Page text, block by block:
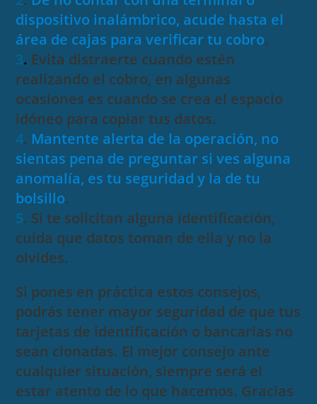
dispositivo inalámbrico, acude hasta el
área de cajas para verificar tu cobro.
3. Evita distraerte cuando estén
realizando el cobro, en algunas
ocasiones es cuando se crea el espacio
idóneo para copiar tus datos.
4. Mantente alerta de la operación, no
sientas pena de preguntar si ves alguna
anomalía, es tu seguridad y la de tu
bolsillo.
5. Si te solicitan alguna identificación,
cuida que datos toman de ella y no la
olvides.
Si pones en práctica estos consejos,
podrás tener mayor seguridad de que tus
tarjetas de identificación o bancarias no
sean clonadas. El mejor consejo ante
cualquier situación, siempre será el
estar atento de lo que hacemos. Gracias